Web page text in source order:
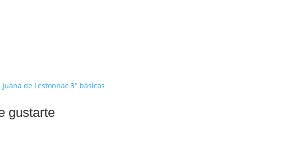
de Lestonnac 3° básicos
gustarte